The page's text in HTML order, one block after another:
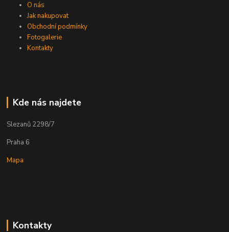
O nás
Jak nakupovat
Obchodní podmínky
Fotogalerie
Kontakty
Kde nás najdete
Slezanů 2298/7
Praha 6
Mapa
Kontakty